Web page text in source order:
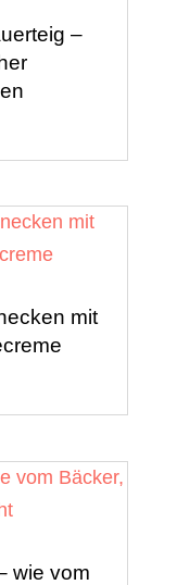
–
mit
wie vom